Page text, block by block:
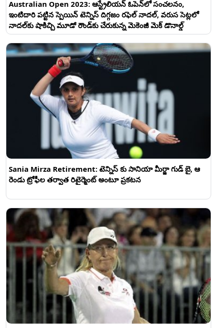
Australian Open 2023: ఆస్ట్రేలియన్ ఓపెన్‌లో సంచలనం,
ఇంటిదారి పట్టిన స్పెయిన్ టెన్నిస్ దిగ్గజం రఫెల్ నాదల్, వరుస సెట్లలో
నాదల్‌కు షాకిచ్చి మూడో రౌండ్‌కు చేరుకున్న మెకెంజీ మెక్ డొనాల్డ్
Sania Mirza Retirement: టెన్నిస్‌ కు సానియా మీర్జా గుడ్ బై, ఆ
రెండు ట్రోఫీల తర్వాత రిటైర్మెంట్ అంటూ ప్రకటన